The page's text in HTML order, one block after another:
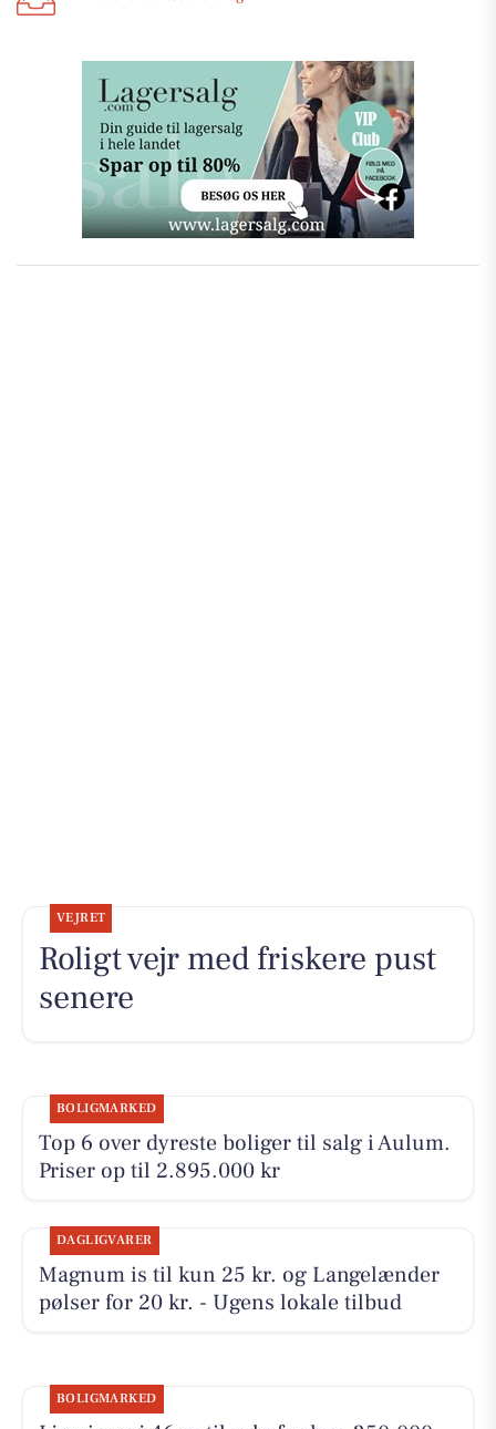
VEJRET
Roligt vejr med friskere pust
senere
BOLIGMARKED
Top 6 over dyreste boliger til salg i Aulum.
Priser op til 2.895.000 kr
DAGLIGVARER
Magnum is til kun 25 kr. og Langelænder
pølser for 20 kr. - Ugens lokale tilbud
BOLIGMARKED